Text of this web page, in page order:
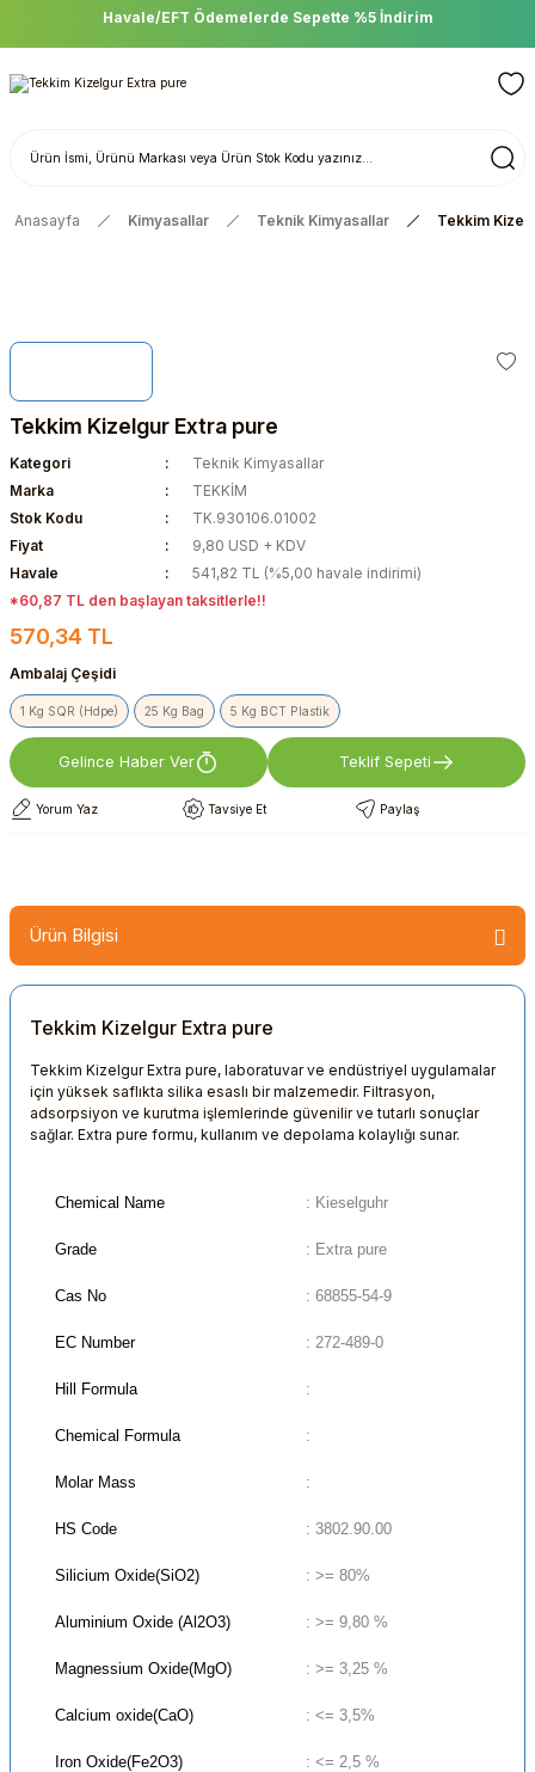
Havale/EFT Ödemelerde Sepette %5 İndirim
Anasayfa Kimyasallar Teknik Kimyasallar Tekkim
Tekkim Kizelgur Extra pure
Kategori
Teknik Kimyasallar
Marka
TEKKİM
Stok Kodu
TK.930106.01002
Fiyat
9,80 USD + KDV
Havale
541,82 TL (%5,00 havale indirimi)
*60,87 TL den başlayan taksitlerle!!
570,34 TL
Ambalaj Çeşidi
1 Kg SQR (Hdpe) 25 Kg Bag 5 Kg BCT Plastik
Gelince Haber Ver Teklif Sepeti
Yorum Yaz Tavsiye Et Paylaş
Ürün Bilgisi
Tekkim Kizelgur Extra pure
Tekkim Kizelgur Extra pure, laboratuvar ve endüstriyel uygulamalar
için yüksek saflıkta silika esaslı bir malzemedir. Filtrasyon,
adsorpsiyon ve kurutma işlemlerinde güvenilir ve tutarlı sonuçlar
sağlar. Extra pure formu, kullanım ve depolama kolaylığı sunar.
Chemical Name : Kieselguhr
Grade : Extra pure
Cas No : 68855-54-9
EC Number : 272-489-0
Hill Formula :
Chemical Formula :
Molar Mass :
HS Code : 3802.90.00
Silicium Oxide(SiO2) : >= 80%
Aluminium Oxide (Al2O3) : >= 9,80 %
Magnessium Oxide(MgO) : >= 3,25 %
Calcium oxide(CaO) : <= 3,5%
Iron Oxide(Fe2O3) : <= 2,5 %